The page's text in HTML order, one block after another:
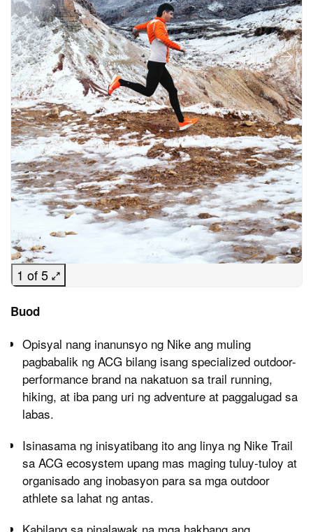
1 of 5
Buod
Opisyal nang inanunsyo ng Nike ang muling
pagbabalik ng ACG bilang isang specialized outdoor-
performance brand na nakatuon sa trail running,
hiking, at iba pang uri ng adventure at paggalugad sa
labas.
Isinasama ng inisyatibang ito ang linya ng Nike Trail
sa ACG ecosystem upang mas maging tuluy-tuloy at
organisado ang inobasyon para sa mga outdoor
athlete sa lahat ng antas.